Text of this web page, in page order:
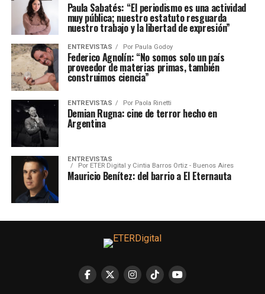
Paula Sabatés: “El periodismo es una actividad
muy pública; nuestro estatuto resguarda
nuestro trabajo y la libertad de expresión”
ENTREVISTAS Por Paula Godoy
Federico Agnolín: “No somos solo un país
proveedor de materias primas, también
construimos ciencia”
ENTREVISTAS Por Paola Rinetti
Demian Rugna: cine de terror hecho en
Argentina
ENTREVISTAS
Por ETER Digital y Cintia Barros Ortiz - Buenos Aires
Mauricio Benítez: del barrio a El Eternauta